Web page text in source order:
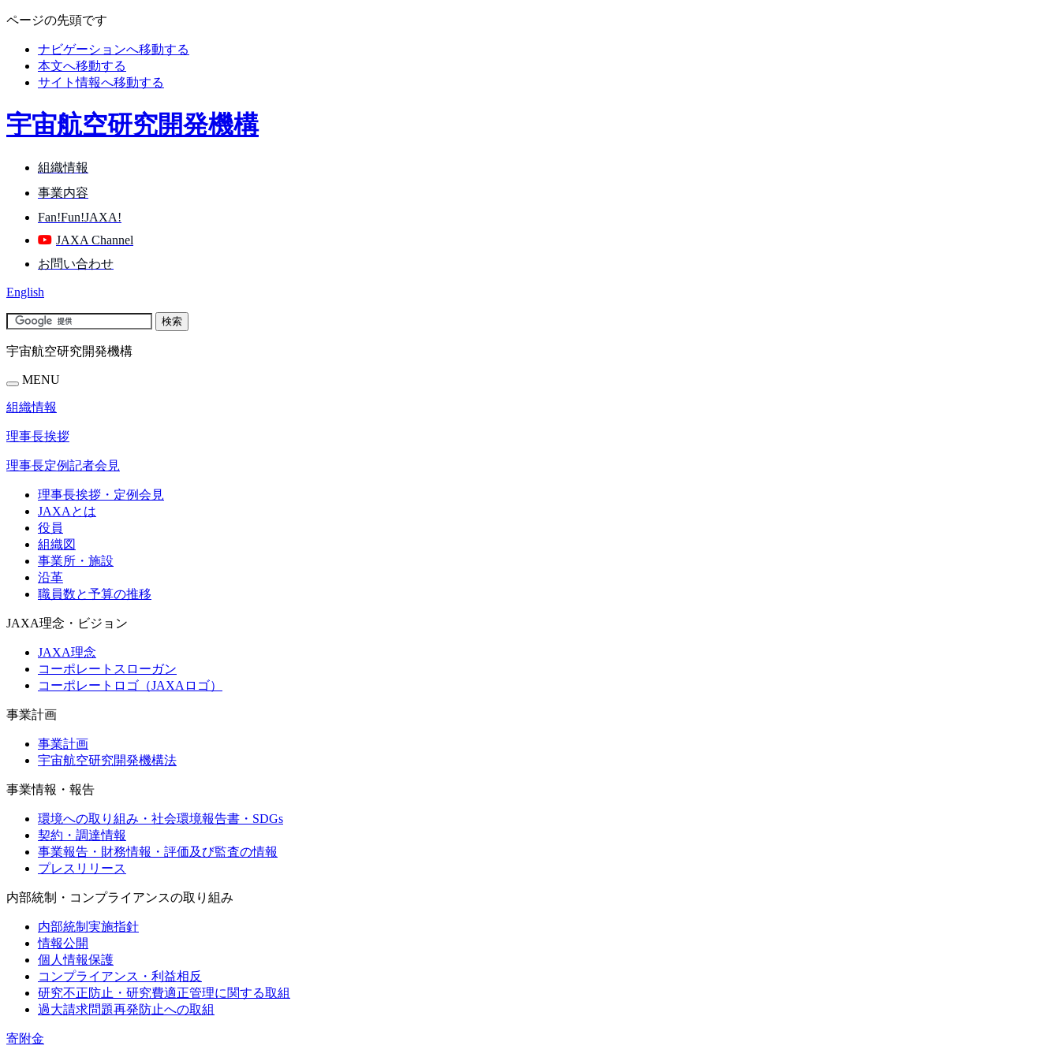
ページの先頭です
ナビゲーションへ移動する
本文へ移動する
サイト情報へ移動する
宇宙航空研究開発機構
組織情報
事業内容
Fan!Fun!JAXA!
JAXA Channel
お問い合わせ
English
宇宙航空研究開発機構
MENU
組織情報
理事長挨拶
理事長定例記者会見
理事長挨拶・定例会見
JAXAとは
役員
組織図
事業所・施設
沿革
職員数と予算の推移
JAXA理念・ビジョン
JAXA理念
コーポレートスローガン
コーポレートロゴ（JAXAロゴ）
事業計画
事業計画
宇宙航空研究開発機構法
事業情報・報告
環境への取り組み・社会環境報告書・SDGs
契約・調達情報
事業報告・財務情報・評価及び監査の情報
プレスリリース
内部統制・コンプライアンスの取り組み
内部統制実施指針
情報公開
個人情報保護
コンプライアンス・利益相反
研究不正防止・研究費適正管理に関する取組
過大請求問題再発防止への取組
寄附金